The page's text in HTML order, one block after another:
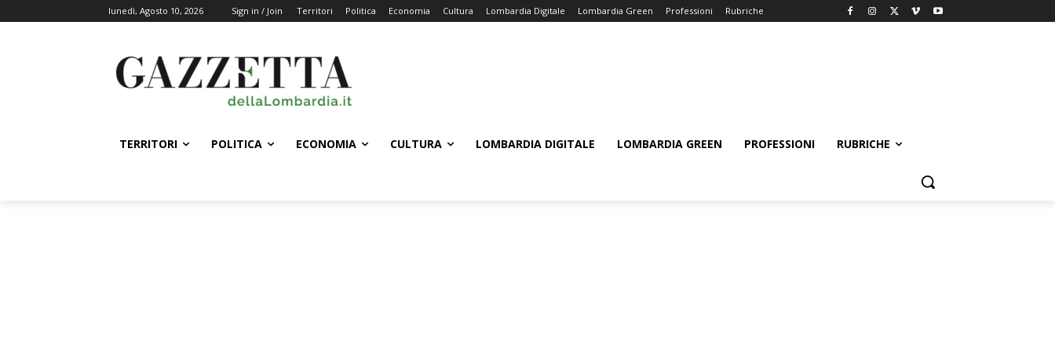
lunedì, Agosto 10, 2026 Sign in / Join Territori Politica Economia Cultura Lombardia Digitale Lombardia Green Professioni Rubriche
TERRITORI POLITICA ECONOMIA CULTURA LOMBARDIA DIGITALE LOMBARDIA GREEN PROFESSIONI RUBRICHE